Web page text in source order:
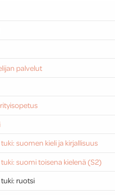
palvelut
suomen kieli ja kirjallisuus
suomi toisena kielenä (S2)
ruotsi